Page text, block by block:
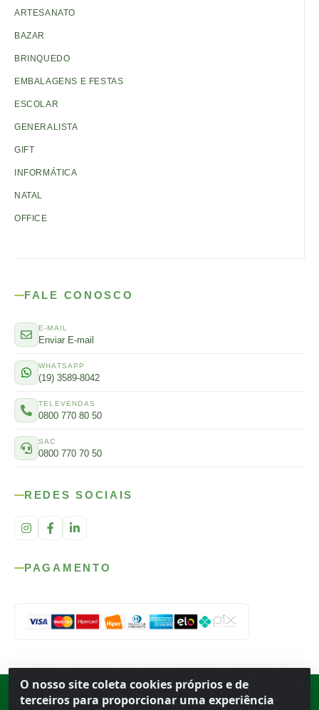
O nosso site coleta cookies próprios e de
terceiros para proporcionar uma experiência
ARTESANATO
BAZAR
BRINQUEDO
EMBALAGENS E FESTAS
ESCOLAR
GENERALISTA
GIFT
INFORMÁTICA
NATAL
OFFICE
FALE CONOSCO
E-MAIL
Enviar E-mail
WHATSAPP
(19) 3589-8042
TELEVENDAS
0800 770 80 50
SAC
0800 770 70 50
REDES SOCIAIS
PAGAMENTO
Porto Ferreira ·BR
13.669-899· CNPJ 56.679.863/0001-91